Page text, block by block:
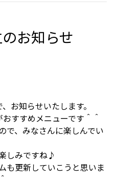
お知らせ
お知らせいたします。
すすめメニューです＾＾
で、みなさんに楽しんでい
しみですね♪
も更新していこうと思いま